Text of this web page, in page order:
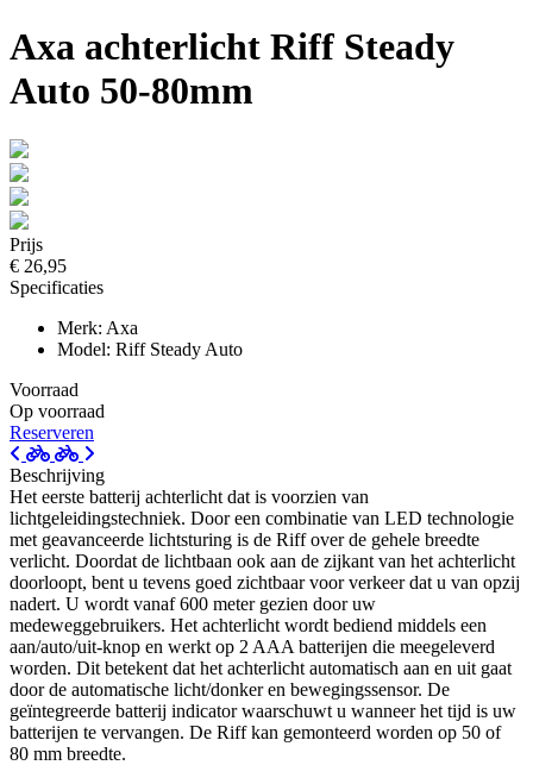
Axa achterlicht Riff Steady
Auto 50-80mm
Prijs
€ 26,95
Specificaties
Merk: Axa
Model: Riff Steady Auto
Voorraad
Op voorraad
Reserveren
Beschrijving
Het eerste batterij achterlicht dat is voorzien van
lichtgeleidingstechniek. Door een combinatie van LED technologie
met geavanceerde lichtsturing is de Riff over de gehele breedte
verlicht. Doordat de lichtbaan ook aan de zijkant van het achterlicht
doorloopt, bent u tevens goed zichtbaar voor verkeer dat u van opzij
nadert. U wordt vanaf 600 meter gezien door uw
medeweggebruikers. Het achterlicht wordt bediend middels een
aan/auto/uit-knop en werkt op 2 AAA batterijen die meegeleverd
worden. Dit betekent dat het achterlicht automatisch aan en uit gaat
door de automatische licht/donker en bewegingssensor. De
geïntegreerde batterij indicator waarschuwt u wanneer het tijd is uw
batterijen te vervangen. De Riff kan gemonteerd worden op 50 of
80 mm breedte.